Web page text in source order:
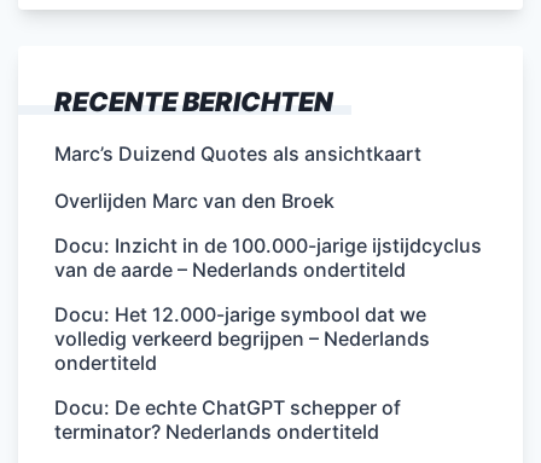
RECENTE BERICHTEN
Marc’s Duizend Quotes als ansichtkaart
Overlijden Marc van den Broek
Docu: Inzicht in de 100.000-jarige ijstijdcyclus
van de aarde – Nederlands ondertiteld
Docu: Het 12.000-jarige symbool dat we
volledig verkeerd begrijpen – Nederlands
ondertiteld
Docu: De echte ChatGPT schepper of
terminator? Nederlands ondertiteld